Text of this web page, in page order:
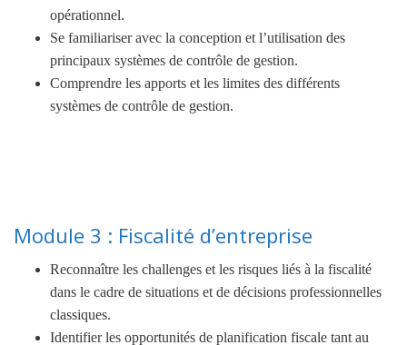
opérationnel.
Se familiariser avec la conception et l’utilisation des
principaux systèmes de contrôle de gestion.
Comprendre les apports et les limites des différents
systèmes de contrôle de gestion.
Module 3 : Fiscalité d’entreprise
Reconnaître les challenges et les risques liés à la fiscalité
dans le cadre de situations et de décisions professionnelles
classiques.
Identifier les opportunités de planification fiscale tant au